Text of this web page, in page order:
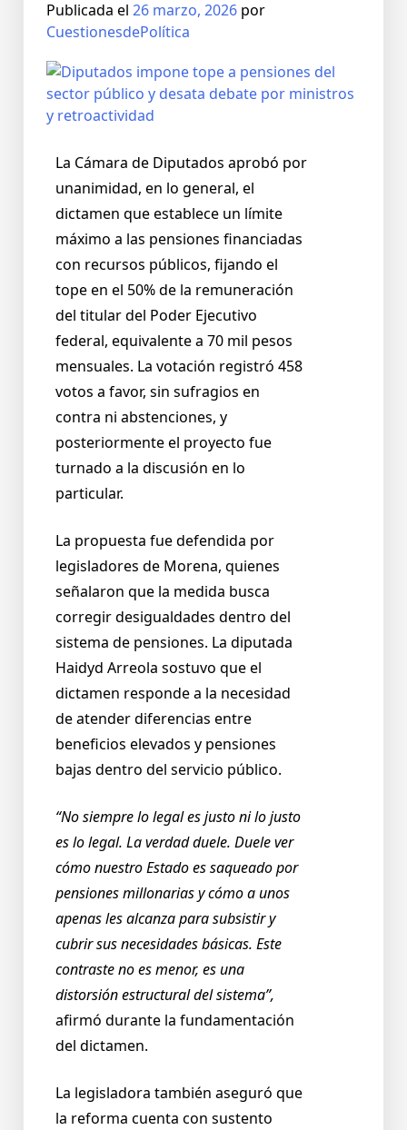
Publicada el 26 marzo, 2026 por
CuestionesdePolítica
La Cámara de Diputados aprobó por
unanimidad, en lo general, el
dictamen que establece un límite
máximo a las pensiones financiadas
con recursos públicos, fijando el
tope en el 50% de la remuneración
del titular del Poder Ejecutivo
federal, equivalente a 70 mil pesos
mensuales. La votación registró 458
votos a favor, sin sufragios en
contra ni abstenciones, y
posteriormente el proyecto fue
turnado a la discusión en lo
particular.
La propuesta fue defendida por
legisladores de Morena, quienes
señalaron que la medida busca
corregir desigualdades dentro del
sistema de pensiones. La diputada
Haidyd Arreola sostuvo que el
dictamen responde a la necesidad
de atender diferencias entre
beneficios elevados y pensiones
bajas dentro del servicio público.
“No siempre lo legal es justo ni lo justo
es lo legal. La verdad duele. Duele ver
cómo nuestro Estado es saqueado por
pensiones millonarias y cómo a unos
apenas les alcanza para subsistir y
cubrir sus necesidades básicas. Este
contraste no es menor, es una
distorsión estructural del sistema”,
afirmó durante la fundamentación
del dictamen.
La legisladora también aseguró que
la reforma cuenta con sustento